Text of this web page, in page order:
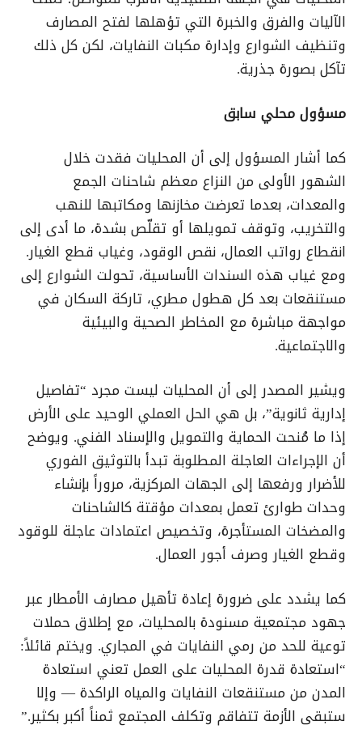
الآليات والفرق والخبرة التي تؤهلها لفتح المصارف
وتنظيف الشوارع وإدارة مكبات النفايات، لكن كل ذلك
تآكل بصورة جذرية.
مسؤول محلي سابق
كما أشار المسؤول إلى أن المحليات فقدت خلال
الشهور الأولى من النزاع معظم شاحنات الجمع
والمعدات، بعدما تعرضت مخازنها ومكاتبها للنهب
والتخريب، وتوقف تمويلها أو تقلّص بشدة، ما أدى إلى
انقطاع رواتب العمال، نقص الوقود، وغياب قطع الغيار.
ومع غياب هذه السندات الأساسية، تحولت الشوارع إلى
مستنقعات بعد كل هطول مطري، تاركة السكان في
مواجهة مباشرة مع المخاطر الصحية والبيئية
والاجتماعية.
ويشير المصدر إلى أن المحليات ليست مجرد “تفاصيل
إدارية ثانوية”، بل هي الحل العملي الوحيد على الأرض
إذا ما مُنحت الحماية والتمويل والإسناد الفني. ويوضح
أن الإجراءات العاجلة المطلوبة تبدأ بالتوثيق الفوري
للأضرار ورفعها إلى الجهات المركزية، مروراً بإنشاء
وحدات طوارئ تعمل بمعدات مؤقتة كالشاحنات
والمضخات المستأجرة، وتخصيص اعتمادات عاجلة للوقود
وقطع الغيار وصرف أجور العمال.
كما يشدد على ضرورة إعادة تأهيل مصارف الأمطار عبر
جهود مجتمعية مسنودة بالمحليات، مع إطلاق حملات
توعية للحد من رمي النفايات في المجاري. ويختم قائلاً:
“استعادة قدرة المحليات على العمل تعني استعادة
المدن من مستنقعات النفايات والمياه الراكدة — وإلا
ستبقى الأزمة تتفاقم وتكلف المجتمع ثمناً أكبر بكثير.”